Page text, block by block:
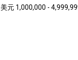
美元 1,000,000 -